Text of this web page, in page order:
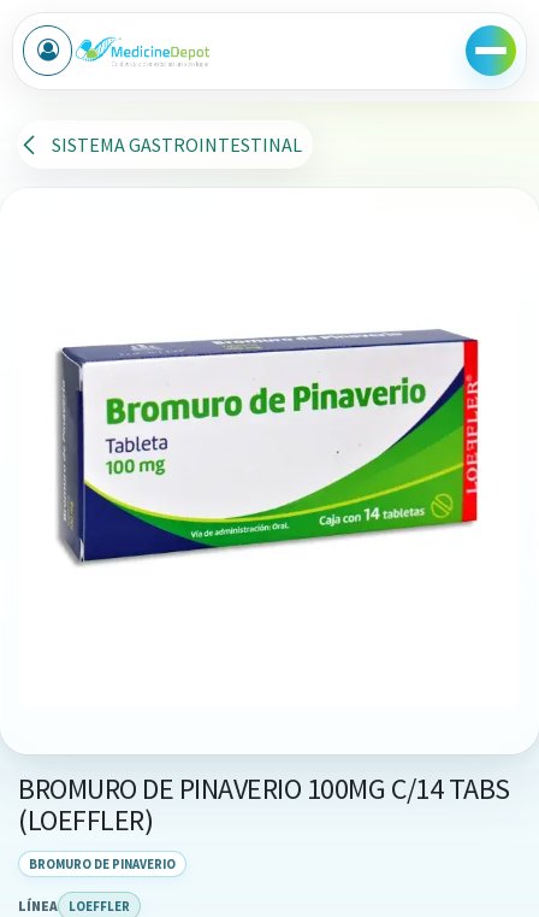
Ir al contenido
SISTEMA GASTROINTESTINAL
BROMURO DE PINAVERIO 100MG C/14 TABS
(LOEFFLER)
BROMURO DE PINAVERIO
LÍNEA LOEFFLER